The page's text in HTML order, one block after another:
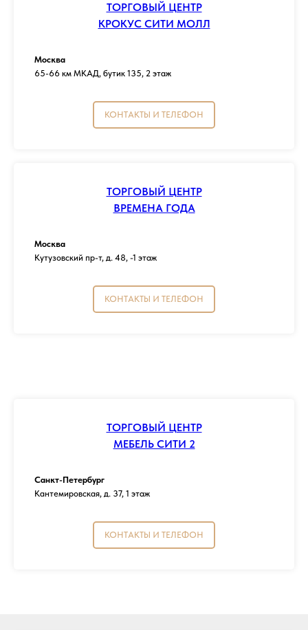
ТОРГОВЫЙ ЦЕНТР
КРОКУС СИТИ МОЛЛ
Москва
65-66 км МКАД, бутик 135, 2 этаж
КОНТАКТЫ И ТЕЛЕФОН
ТОРГОВЫЙ ЦЕНТР
ВРЕМЕНА ГОДА
Москва
Кутузовский пр-т, д. 48, -1 этаж
КОНТАКТЫ И ТЕЛЕФОН
ТОРГОВЫЙ ЦЕНТР
МЕБЕЛЬ СИТИ 2
Санкт-Петербург
Кантемировская, д. 37, 1 этаж
КОНТАКТЫ И ТЕЛЕФОН